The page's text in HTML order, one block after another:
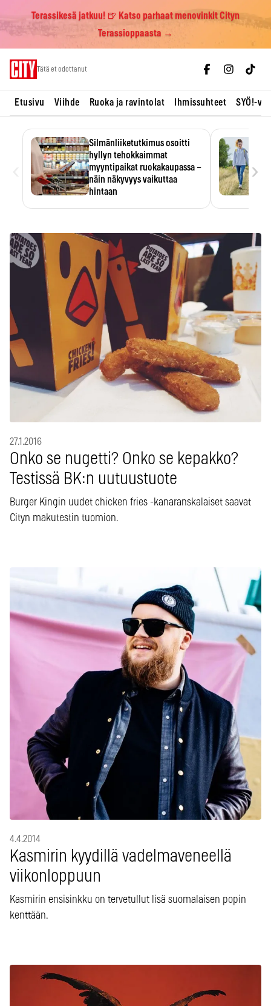
Terassikesä jatkuu! 🍺 Katso parhaat menovinkit Cityn
Terassioppaasta →
Tätä et odottanut
Etusivu Viihde Ruoka ja ravintolat Ihmissuhteet SYÖ!-
Silmänliiketutkimus osoitti
hyllyn tehokkaimmat
myyntipaikat ruokakaupassa –
näin näkyvyys vaikuttaa
hintaan
›
27.1.2016
Onko se nugetti? Onko se kepakko?
Testissä BK:n uutuustuote
Burger Kingin uudet chicken fries -kanaranskalaiset saavat
Cityn makutestin tuomion.
4.4.2014
Kasmirin kyydillä vadelmaveneellä
viikonloppuun
Kasmirin ensisinkku on tervetullut lisä suomalaisen popin
kenttään.